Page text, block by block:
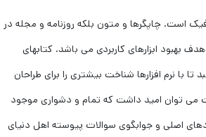
است. چاپگرها و متون بلکه روزنامه و مجله در
بهبود ابزارهای کاربردی می باشد. کتابهای
نرم افزارها شناخت بیشتری را برای طراحان
می توان امید داشت که تمام و دشواری موجود
اصلی و جوابگوی سوالات پیوسته اهل دنیای